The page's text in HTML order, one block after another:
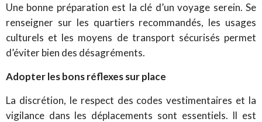
Une bonne préparation est la clé d’un voyage serein. Se
renseigner sur les quartiers recommandés, les usages
culturels et les moyens de transport sécurisés permet
d’éviter bien des désagréments.
Adopter les bons réflexes sur place
La discrétion, le respect des codes vestimentaires et la
vigilance dans les déplacements sont essentiels. Il est